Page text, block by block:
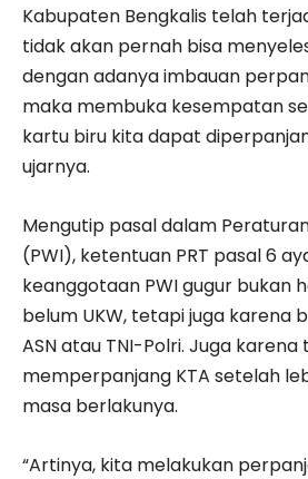
Kabupaten Bengkalis telah
tidak akan pernah bisa
dengan adanya imbauan
maka membuka kesempatan
kartu biru kita dapat
ujarnya.
Mengutip pasal dalam
(PWI), ketentuan PRT pasal 6
keanggotaan PWI gugur bukan
belum UKW, tetapi juga karena
ASN atau TNI-Polri. Juga karena
memperpanjang KTA setelah
masa berlakunya.
“Artinya, kita melakukan